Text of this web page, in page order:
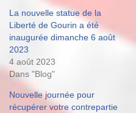
La nouvelle statue de la
Liberté de Gourin a été
inaugurée dimanche 6 août
2023
4 août 2023
Dans "Blog"
Nouvelle journée pour
récupérer votre contrepartie